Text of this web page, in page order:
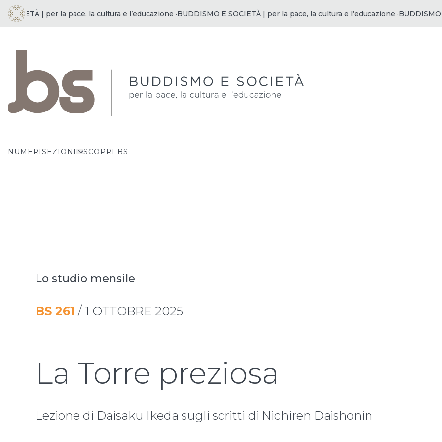
| per la pace, la cultura e l’educazione ·BUDDISMO E SOCIETÀ | per la pace, la cultura e l’educazione ·BUDDISMO E
NUMERISEZIONI SCOPRI BS
Lo studio mensile
BS 261 / 1 OTTOBRE 2025
La Torre preziosa
Lezione di Daisaku Ikeda sugli scritti di Nichiren Daishonin